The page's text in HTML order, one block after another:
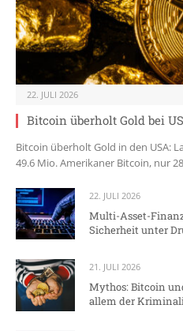
22. JULI 2026
Bitcoin überholt Gold bei
Bitcoin überholt Gold in den USA:
49.6 Mio. Amerikaner Bitcoin, nur
22. JULI 2026
Multi-Asset-
Sicherheit unter
21. JULI 2026
Mythos: Bitcoin
allem der